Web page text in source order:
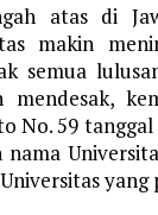
atas di
makin
semua
No. 59